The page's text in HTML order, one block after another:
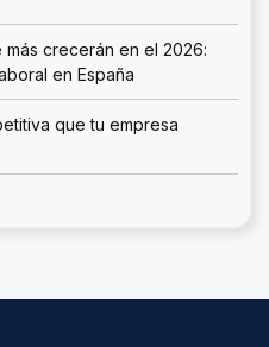
crecerán en el 2026:
en España
que tu empresa